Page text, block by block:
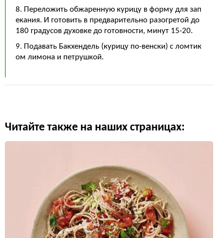
8. Переложить обжаренную курицу в форму для зап
екания. И готовить в предварительно разогретой до
180 градусов духовке до готовности, минут 15-20.
9. Подавать Бакхендель (курицу по-венски) с ломтик
ом лимона и петрушкой.
Читайте также на наших страницах: